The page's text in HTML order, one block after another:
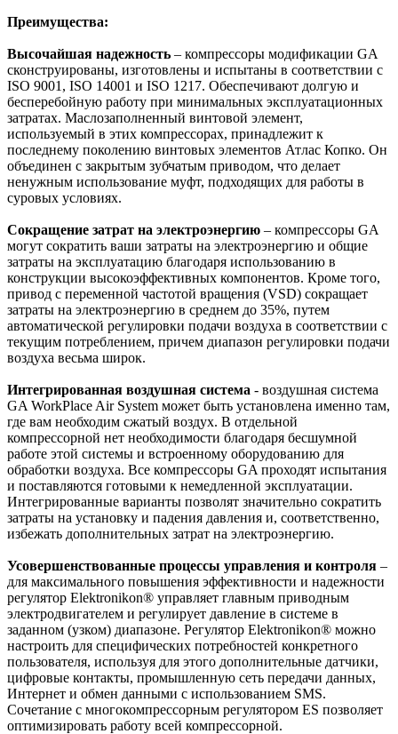
Преимущества:
Высочайшая надежность – компрессоры модификации GA
сконструированы, изготовлены и испытаны в соответствии с
ISO 9001, ISO 14001 и ISO 1217. Обеспечивают долгую и
бесперебойную работу при минимальных эксплуатационных
затратах. Маслозаполненный винтовой элемент,
используемый в этих компрессорах, принадлежит к
последнему поколению винтовых элементов Атлас Копко. Он
объединен с закрытым зубчатым приводом, что делает
ненужным использование муфт, подходящих для работы в
суровых условиях.
Сокращение затрат на электроэнергию – компрессоры GA
могут сократить ваши затраты на электроэнергию и общие
затраты на эксплуатацию благодаря использованию в
конструкции высокоэффективных компонентов. Кроме того,
привод с переменной частотой вращения (VSD) сокращает
затраты на электроэнергию в среднем до 35%, путем
автоматической регулировки подачи воздуха в соответствии с
текущим потреблением, причем диапазон регулировки подачи
воздуха весьма широк.
Интегрированная воздушная система - воздушная система
GA WorkPlace Air System может быть установлена именно там,
где вам необходим сжатый воздух. В отдельной
компрессорной нет необходимости благодаря бесшумной
работе этой системы и встроенному оборудованию для
обработки воздуха. Все компрессоры GA проходят испытания
и поставляются готовыми к немедленной эксплуатации.
Интегрированные варианты позволят значительно сократить
затраты на установку и падения давления и, соответственно,
избежать дополнительных затрат на электроэнергию.
Усовершенствованные процессы управления и контроля –
для максимального повышения эффективности и надежности
регулятор Elektronikon® управляет главным приводным
электродвигателем и регулирует давление в системе в
заданном (узком) диапазоне. Регулятор Elektronikon® можно
настроить для специфических потребностей конкретного
пользователя, используя для этого дополнительные датчики,
цифровые контакты, промышленную сеть передачи данных,
Интернет и обмен данными с использованием SMS.
Сочетание с многокомпрессорным регулятором ES позволяет
оптимизировать работу всей компрессорной.